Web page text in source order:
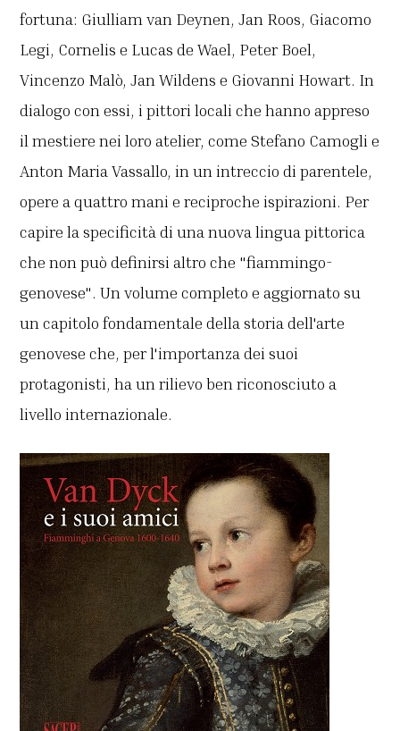
fortuna: Giulliam van Deynen, Jan Roos, Giacomo
Legi, Cornelis e Lucas de Wael, Peter Boel,
Vincenzo Malò, Jan Wildens e Giovanni Howart. In
dialogo con essi, i pittori locali che hanno appreso
il mestiere nei loro atelier, come Stefano Camogli e
Anton Maria Vassallo, in un intreccio di parentele,
opere a quattro mani e reciproche ispirazioni. Per
capire la specificità di una nuova lingua pittorica
che non può definirsi altro che "fiammingo-
genovese". Un volume completo e aggiornato su
un capitolo fondamentale della storia dell'arte
genovese che, per l'importanza dei suoi
protagonisti, ha un rilievo ben riconosciuto a
livello internazionale.